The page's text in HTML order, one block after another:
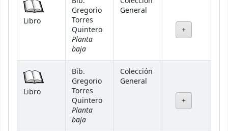
Libro
Gregorio
Torres
Quintero
Planta
baja
General
Libro
Bib.
Gregorio
Torres
Quintero
Planta
baja
Colección
General